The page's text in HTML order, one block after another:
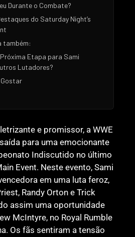
Durante o Combate?
do Saturday Night’s
também:
Próxima Etapa para Sami
Lutadores?
Gostar
e promissor, a WWE
para uma emocionante
Indiscutido no último
Event. Neste evento, Sami
em uma luta feroz,
Randy Orton e Trick
assim uma oportunidade
McIntyre, no Royal Rumble
Os fãs sentiram a tensão